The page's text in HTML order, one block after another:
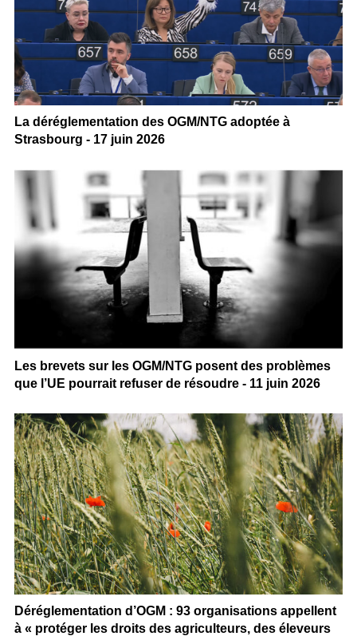
La déréglementation des OGM/NTG adoptée à
Strasbourg - 17 juin 2026
Les brevets sur les OGM/NTG posent des problèmes
que l’UE pourrait refuser de résoudre - 11 juin 2026
Déréglementation d’OGM : 93 organisations appellent
à « protéger les droits des agriculteurs, des éleveurs